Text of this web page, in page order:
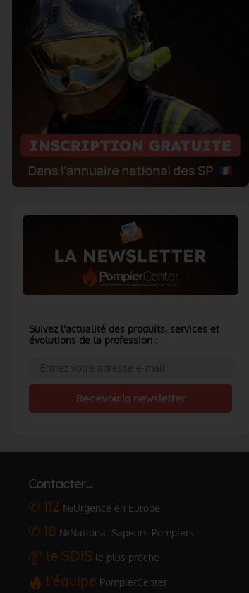
Suivez l'actualité des produits, services et
évolutions de la profession :
Recevoir la newsletter
Contacter…
✆ 112 №Urgence en Europe
✆ 18 №National Sapeurs-Pompiers
le SDIS le plus proche
l'équipe PompierCenter